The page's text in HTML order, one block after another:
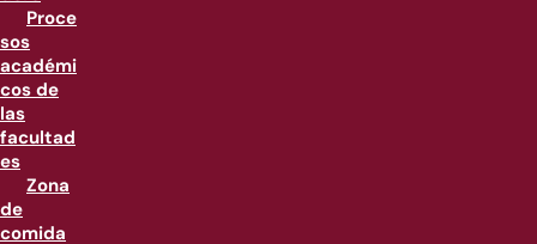
Proce
sos
académi
cos de
las
facultad
es
Zona
de
comida